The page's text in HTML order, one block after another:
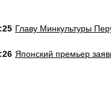
Главу Минкультуры
Японский премьер